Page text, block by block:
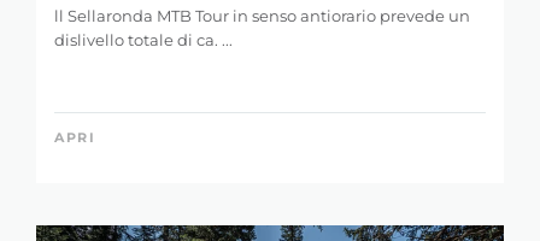
ll Sellaronda MTB Tour in senso antiorario prevede un
dislivello totale di ca. ...
APRI